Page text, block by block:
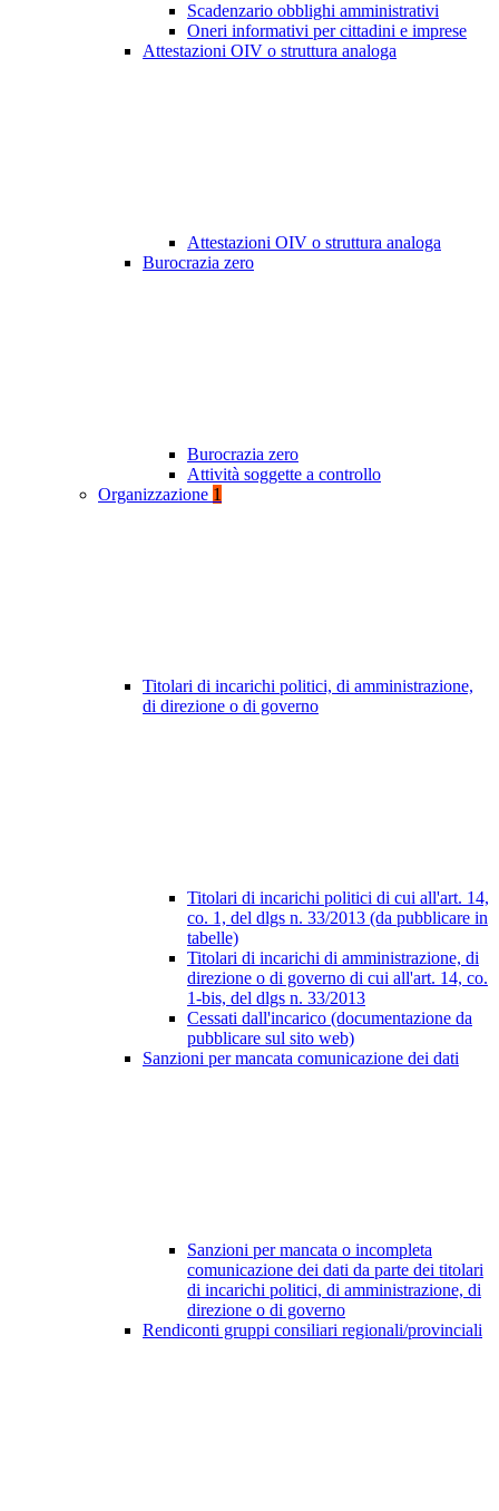
Scadenzario obblighi amministrativi
Oneri informativi per cittadini e imprese
Attestazioni OIV o struttura analoga
Attestazioni OIV o struttura analoga
Burocrazia zero
Burocrazia zero
Attività soggette a controllo
Organizzazione 1
Titolari di incarichi politici, di amministrazione,
di direzione o di governo
Titolari di incarichi politici di cui all'art. 14,
co. 1, del dlgs n. 33/2013 (da pubblicare in
tabelle)
Titolari di incarichi di amministrazione, di
direzione o di governo di cui all'art. 14, co.
1-bis, del dlgs n. 33/2013
Cessati dall'incarico (documentazione da
pubblicare sul sito web)
Sanzioni per mancata comunicazione dei dati
Sanzioni per mancata o incompleta
comunicazione dei dati da parte dei titolari
di incarichi politici, di amministrazione, di
direzione o di governo
Rendiconti gruppi consiliari regionali/provinciali